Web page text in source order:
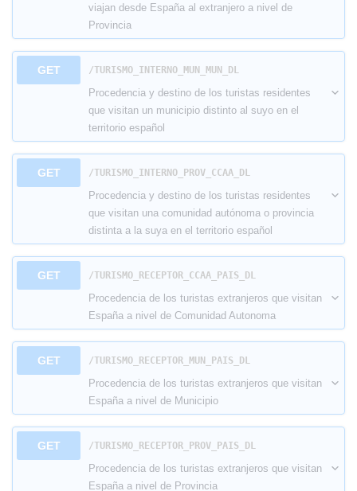
viajan desde España al extranjero a nivel de
Provincia
GET ​/TURISMO_INTERNO_MUN_MUN_DL
Procedencia y destino de los turistas residentes
que visitan un municipio distinto al suyo en el
territorio español
GET ​/TURISMO_INTERNO_PROV_CCAA_DL
Procedencia y destino de los turistas residentes
que visitan una comunidad autónoma o provincia
distinta a la suya en el territorio español
GET ​/TURISMO_RECEPTOR_CCAA_PAIS_DL
Procedencia de los turistas extranjeros que visitan
España a nivel de Comunidad Autonoma
GET ​/TURISMO_RECEPTOR_MUN_PAIS_DL
Procedencia de los turistas extranjeros que visitan
España a nivel de Municipio
GET ​/TURISMO_RECEPTOR_PROV_PAIS_DL
Procedencia de los turistas extranjeros que visitan
España a nivel de Provincia